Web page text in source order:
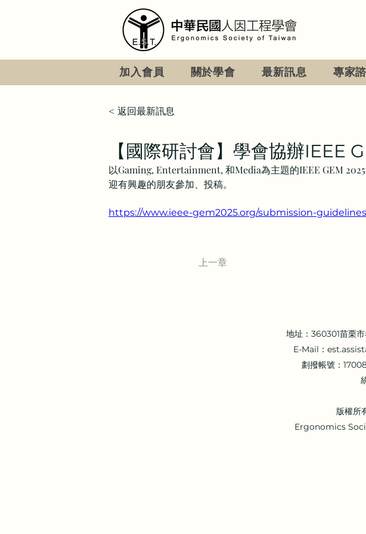
加入會員
關於學會 最新訊息 專家
< 返回最新訊息
【國際研討會】學會協辦IEEE
以Gaming, Entertainment, 和Media為主題的IEEE GEM
迎有興趣的朋友參加、投稿。
https://www.ieee-gem2025.org/submission-guidelines
上一章
地址：360301苗栗
E-Mail：
劃撥帳號：
版權所
Ergonomics